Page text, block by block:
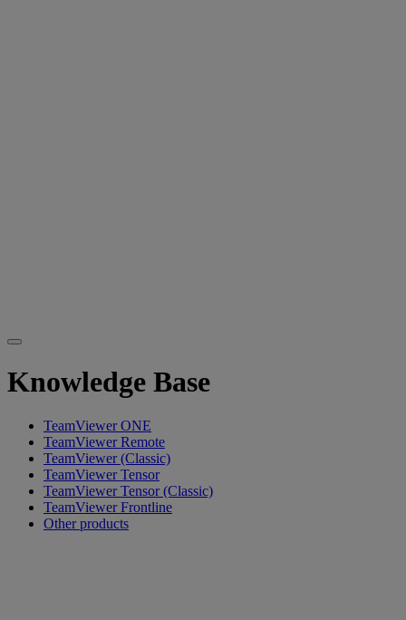
Knowledge Base
TeamViewer ONE
TeamViewer Remote
TeamViewer (Classic)
TeamViewer Tensor
TeamViewer Tensor (Classic)
TeamViewer Frontline
Other products